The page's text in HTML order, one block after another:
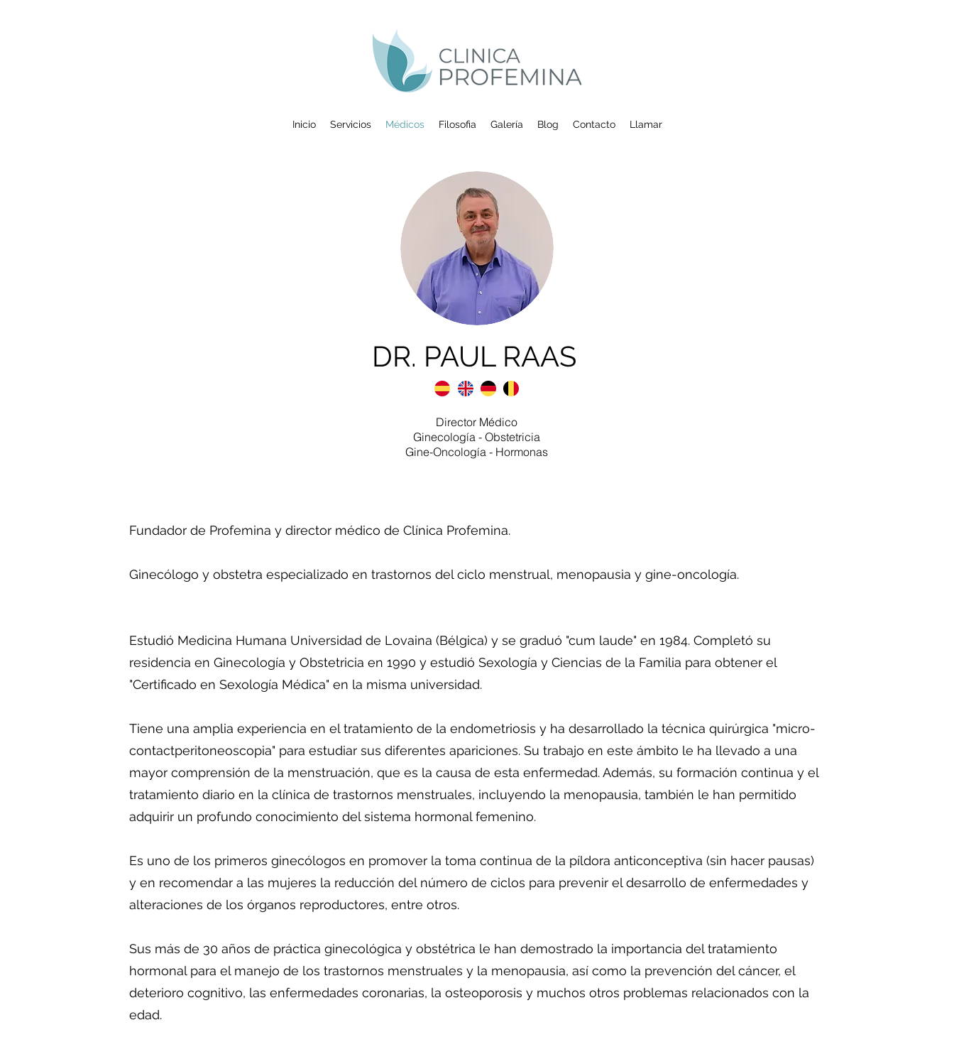
Inicio Servicios Médicos Filosofia Galería Blog Contacto Llamar
DR. PAUL RAAS
Director Médico
Ginecología - Obstetricia
Gine-Oncología - Hormonas
Fundador de Profemina y director médico de Clínica Profemina.
Ginecólogo y obstetra especializado en trastornos del ciclo menstrual, menopausia y gine-oncología.
Estudió Medicina Humana Universidad de Lovaina (Bélgica) y se graduó "cum laude" en 1984. Completó su
residencia en Ginecología y Obstetricia en 1990 y estudió Sexología y Ciencias de la Familia para obtener el
"Certificado en Sexología Médica" en la misma universidad.
Tiene una amplia experiencia en el tratamiento de la endometriosis y ha desarrollado la técnica quirúrgica "micro-
contactperitoneoscopia" para estudiar sus diferentes apariciones. Su trabajo en este ámbito le ha llevado a una
mayor comprensión de la menstruación, que es la causa de esta enfermedad. Además, su formación continua y el
tratamiento diario en la clínica de trastornos menstruales, incluyendo la menopausia, también le han permitido
adquirir un profundo conocimiento del sistema hormonal femenino.
Es uno de los primeros ginecólogos en promover la toma continua de la píldora anticonceptiva (sin hacer pausas)
y en recomendar a las mujeres la reducción del número de ciclos para prevenir el desarrollo de enfermedades y
alteraciones de los órganos reproductores, entre otros.
Sus más de 30 años de práctica ginecológica y obstétrica le han demostrado la importancia del tratamiento
hormonal para el manejo de los trastornos menstruales y la menopausia, así como la prevención del cáncer, el
deterioro cognitivo, las enfermedades coronarias, la osteoporosis y muchos otros problemas relacionados con la
edad.